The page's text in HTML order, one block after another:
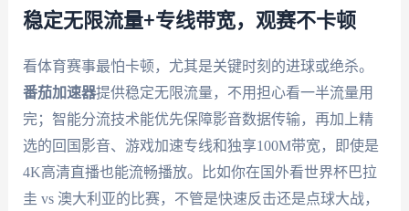
稳定无限流量+专线带宽，观赛不卡顿
看体育赛事最怕卡顿，尤其是关键时刻的进球或绝杀。
番茄加速器提供稳定无限流量，不用担心看一半流量用
完；智能分流技术能优先保障影音数据传输，再加上精
选的回国影音、游戏加速专线和独享100M带宽，即使是
4K高清直播也能流畅播放。比如你在国外看世界杯巴拉
圭 vs 澳大利亚的比赛，不管是快速反击还是点球大战，